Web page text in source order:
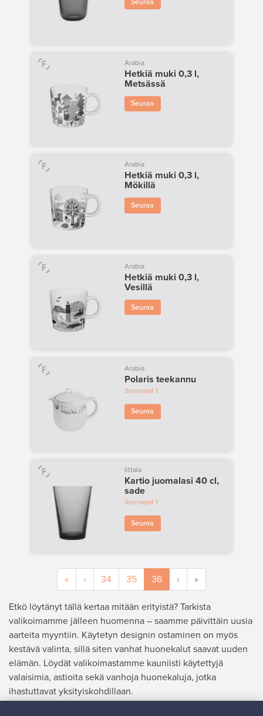
Arabia
Hetkiä muki 0,3 l,
Metsässä
Seuraa
Arabia
Hetkiä muki 0,3 l,
Mökillä
Seuraa
Arabia
Hetkiä muki 0,3 l,
Vesillä
Seuraa
Arabia
Polaris teekannu
Seuraajat 1
Seuraa
Iittala
Kartio juomalasi 40 cl,
sade
Seuraajat1
Seuraa
« ‹ 34 35 36 › »
Etkö löytänyt tällä kertaa mitään erityistä? Tarkista
valikoimamme jälleen huomenna – saamme päivittäin uusia
aarteita myyntiin. Käytetyn designin ostaminen on myös
kestävä valinta, sillä siten vanhat huonekalut saavat uuden
elämän. Löydät valikoimastamme kauniisti käytettyjä
valaisimia, astioita sekä vanhoja huonekaluja, jotka
ihastuttavat yksityiskohdillaan.